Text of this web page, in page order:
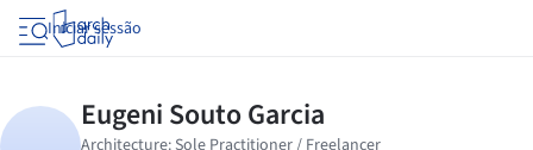
Iniciar sessão